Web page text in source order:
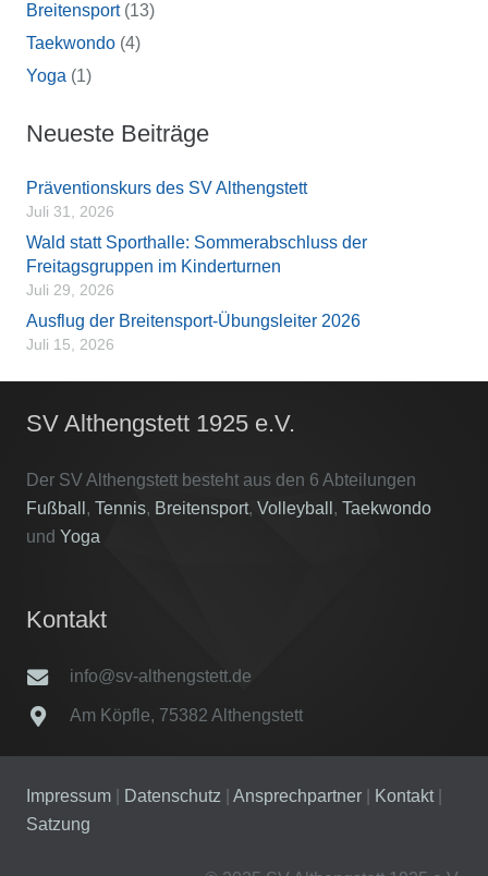
Breitensport(13)
Taekwondo (4)
Yoga (1)
Neueste Beiträge
Präventionskurs des SV Althengstett
Juli 31, 2026
Wald statt Sporthalle: Sommerabschluss der
Freitagsgruppen im Kinderturnen
Juli 29, 2026
Ausflug der Breitensport-Übungsleiter 2026
Juli 15, 2026
SV Althengstett 1925 e.V.
Der SV Althengstett besteht aus den 6 Abteilungen
Fußball , Tennis, Breitensport, Volleyball , Taekwondo
und Yoga
Kontakt
info@sv-althengstett.de
Am Köpfle, 75382 Althengstett
Impressum Datenschutz Ansprechpartner Kontakt|
Satzung